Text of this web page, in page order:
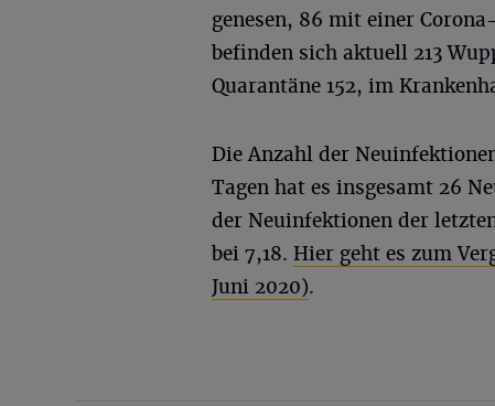
genesen, 86 mit einer
befinden sich aktuell 213
Quarantäne 152, im
Die Anzahl der
Tagen hat es insgesamt 26
der Neuinfektionen der
bei 7,18. Hier geht es zum
Juni 2020).